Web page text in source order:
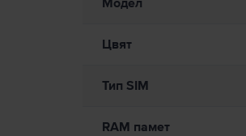
Модел
Цвят
Тип SIM
RAM памет